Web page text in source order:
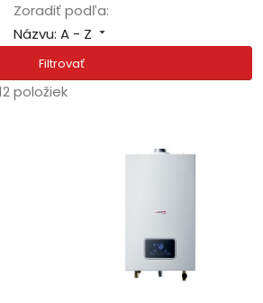
Zoradiť podľa:
Názvu: A - Z 
Filtrovať
položiek